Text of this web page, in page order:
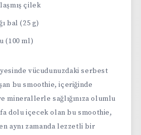
çilek
bal (25 g)
(100 ml)
vücudunuzdaki serbest
bu smoothie, içeriğinde
minerallerle sağlığınıza olumlu
dolu içecek olan bu smoothie,
aynı zamanda lezzetli bir